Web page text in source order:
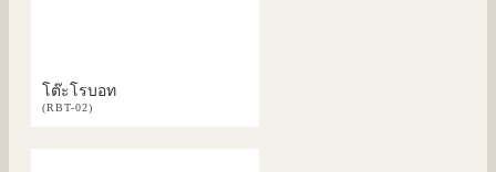
โต๊ะโรบอท
(RBT-02)